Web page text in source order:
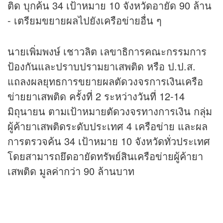
ติด บุกค้น 34 เป้าหมาย 10 จังหวัดอายัด 90 ล้าน
- เตรียมขยายผลไปยังเครือข่ายอื่น ๆ
นายเพิ่มพงษ์ เชาวลิต เลขาธิการคณะกรรมการ
ป้องกันและปราบปรามยาเสพติด หรือ ป.ป.ส.
แถลงผลยุทธการขยายผลตัดวงจรการเงินเครือ
ข่ายยาเสพติด ครั้งที่ 2 ระหว่างวันที่ 12-14
มิถุนายน ตามเป้าหมายตัดวงจรทางการเงิน กลุ่ม
ผู้ค้ายาเสพติดระดับประเทศ 4 เครือข่าย และผล
การตรวจค้น 34 เป้าหมาย 10 จังหวัดทั่วประเทศ
โดยสามารถยึดอายัดทรัพย์สินเครือข่ายผู้ค้ายา
เสพติด มูลค่ากว่า 90 ล้านบาท